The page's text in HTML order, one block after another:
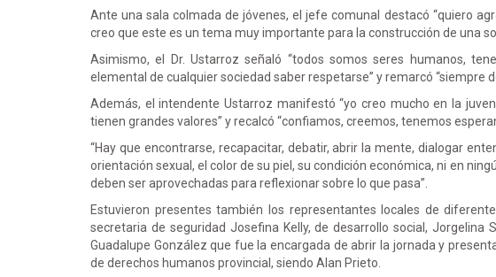
Ante una sala colmada de jóvenes, el jefe comunal destacó “quiero
creo que este es un tema muy importante para la construcción de una
Asimismo, el Dr. Ustarroz señaló “todos somos seres humanos,
elemental de cualquier sociedad saber respetarse” y remarcó “siempre
Además, el intendente Ustarroz manifestó “yo creo mucho en la
tienen grandes valores” y recalcó “confiamos, creemos, tenemos
“Hay que encontrarse, recapacitar, debatir, abrir la mente, dialogar
orientación sexual, el color de su piel, su condición económica, ni en
deben ser aprovechadas para reflexionar sobre lo que pasa”.
Estuvieron presentes también los representantes locales de
secretaria de seguridad Josefina Kelly, de desarrollo social, Jorgelina
Guadalupe González que fue la encargada de abrir la jornada y
de derechos humanos provincial, siendo Alan Prieto.